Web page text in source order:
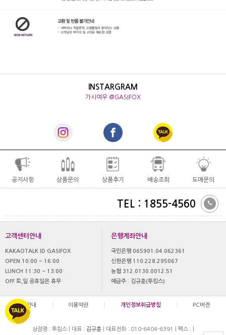
INSTARGRAM
가시여우 @GASIFOX
공지사항 상품문의 상품후기 배송조회 도매문의
TEL : 1855-4560
고객센터안내
KAKAOTALK ID GASIFOX
OPEN 10:00 ~ 16:00
LUNCH 11:30 ~ 13:00
OFF 토,일 공휴일은 휴무
은행계좌안내
국민은행 065901.04.062361
신한은행 110.228.295067
농협 312.0130.0012.51
예금주 : 김규훈(투킴스)
이용안내 이용약관 개인정보취급방침 PC버젼
상점명 : 투킴스 대표 : 김규훈 대표전화 : 010-6404-6391 팩스 :